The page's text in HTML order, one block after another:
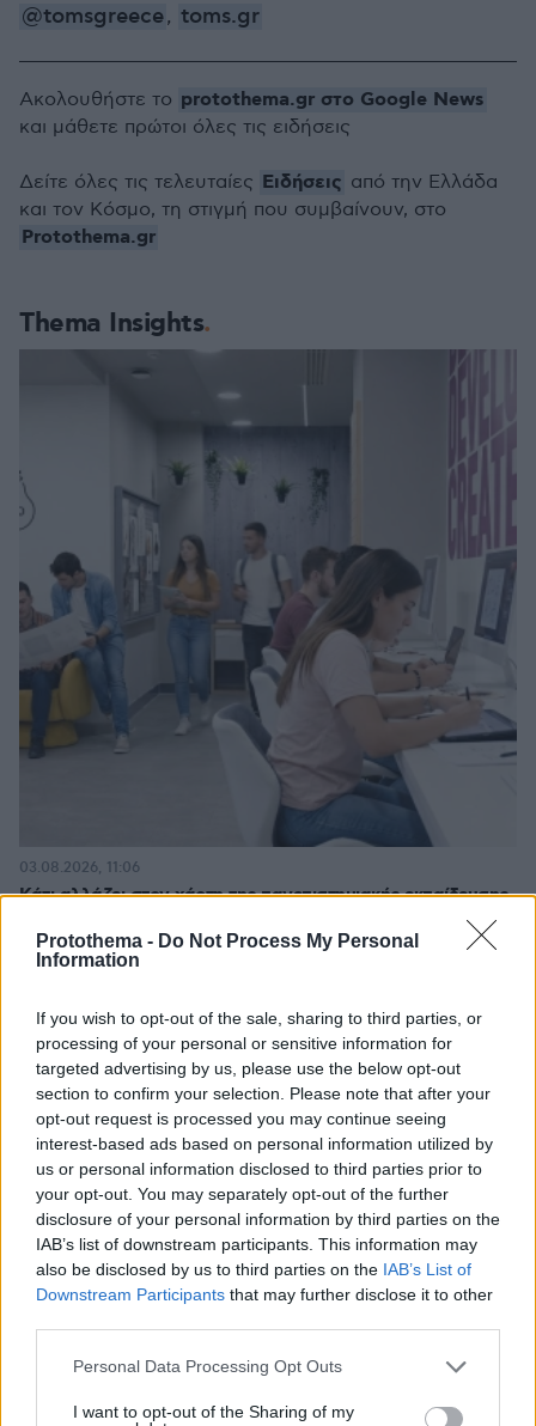
Protothema - Do Not Process My Personal
Information
If you wish to opt-out of the sale, sharing to third parties, or
processing of your personal or sensitive information for
targeted advertising by us, please use the below opt-out
section to confirm your selection. Please note that after your
opt-out request is processed you may continue seeing
interest-based ads based on personal information utilized by
us or personal information disclosed to third parties prior to
your opt-out. You may separately opt-out of the further
disclosure of your personal information by third parties on the
IAB’s list of downstream participants. This information may
also be disclosed by us to third parties on the IAB’s List of
Downstream Participants that may further disclose it to other
Please note that this website/app uses one or more Google
not limited to your visit or usage behaviour. You may click to
Personal Data Processing Opt Outs
I want to opt-out of the Sharing of my
@tomsgreece, toms.gr
Thema Insights
Κάτι αλλάζει στον χάρτη της πανεπιστημιακής εκπαίδευσης
03.08.2026, 11:06
μεγάλων έργων
Διασκεδάζουμε υπεύθυνα, επιστρέφουμε με ασφάλεια
29.07.2026, 09:39
Ακολουθήστε το protothema.gr στο Google News
και μάθετε πρώτοι όλες τις ειδήσεις
Δείτε όλες τις τελευταίες Ειδήσεις από την Ελλάδα
και τον Κόσμο, τη στιγμή που συμβαίνουν, στο
Protothema.gr
ΡΟΗ ΕΙΔΗΣΕΩΝ
Ειδήσεις Δημοφιλή Σχολιασμένα
ΑΕΚ - Athens Kallithea 4-0: «Τεσσάρα» μπροστά στον
κόσμο της πριν τη μάχη για το Super Cup με τον ΟΦΗ,